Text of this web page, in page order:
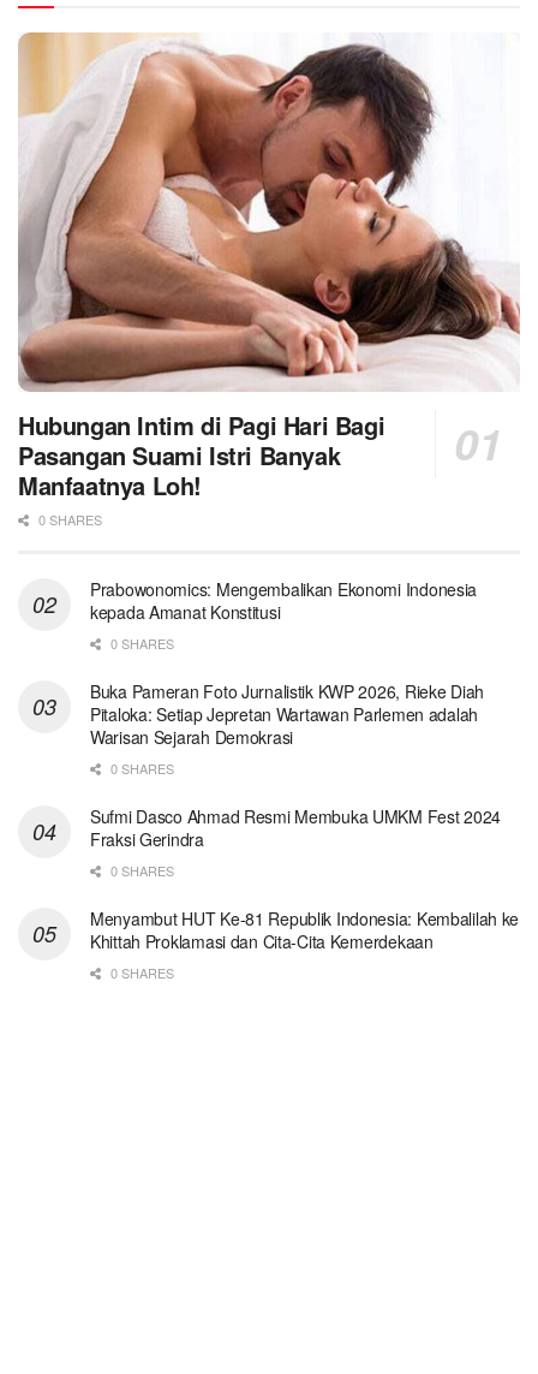
Hubungan Intim di Pagi Hari Bagi
Pasangan Suami Istri Banyak
Manfaatnya Loh!
0 SHARES
Prabowonomics: Mengembalikan Ekonomi Indonesia
kepada Amanat Konstitusi
0 SHARES
Buka Pameran Foto Jurnalistik KWP 2026, Rieke Diah
Pitaloka: Setiap Jepretan Wartawan Parlemen adalah
Warisan Sejarah Demokrasi
0 SHARES
Sufmi Dasco Ahmad Resmi Membuka UMKM Fest 2024
Fraksi Gerindra
0 SHARES
Menyambut HUT Ke-81 Republik Indonesia: Kembalilah ke
Khittah Proklamasi dan Cita-Cita Kemerdekaan
0 SHARES